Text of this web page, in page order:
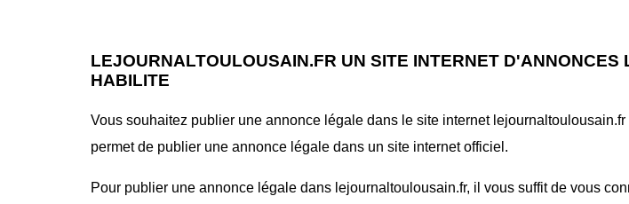
LEJOURNALTOULOUSAIN.FR UN SITE INTERNET D'ANNONCES
HABILITE
Vous souhaitez publier une annonce légale dans le site internet
permet de publier une annonce légale dans un site internet officiel.
Pour publier une annonce légale dans lejournaltoulousain.fr, il vous suffit de vous